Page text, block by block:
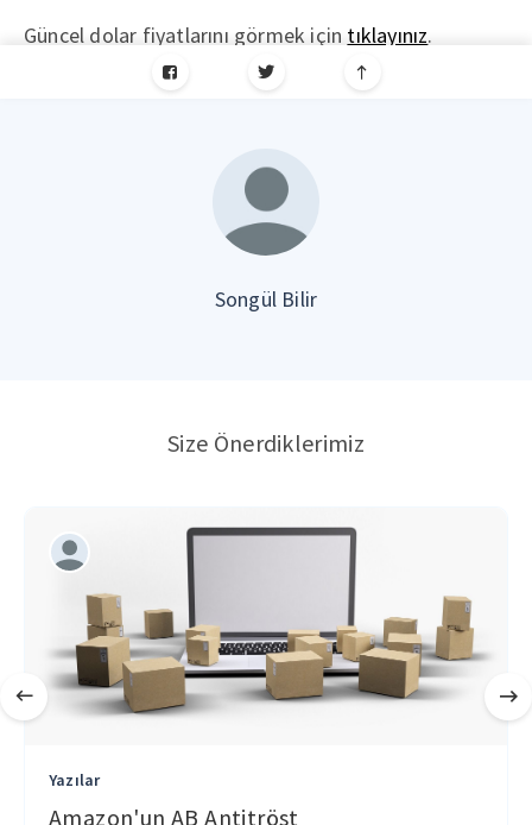
Güncel dolar fiyatlarını görmek için tıklayınız.
Songül Bilir
Size Önerdiklerimiz
Yazılar
Amazon'un AB Antitröst